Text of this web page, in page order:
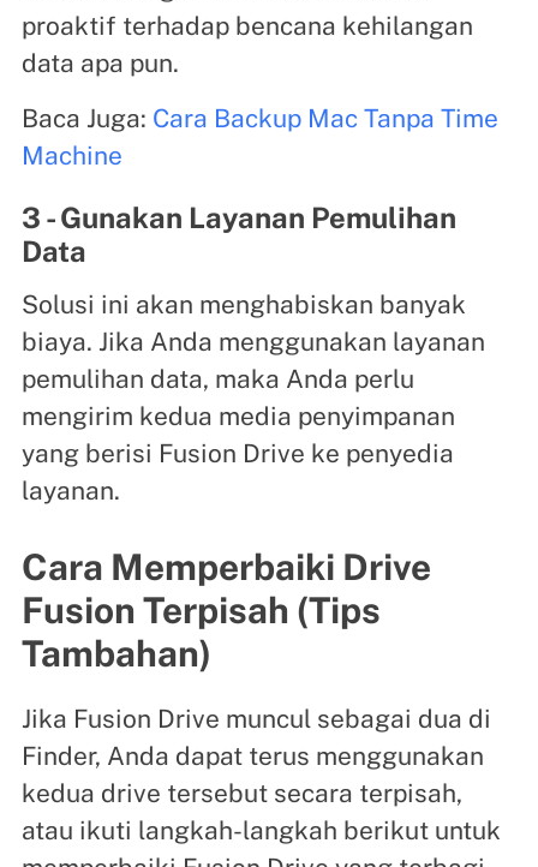
proaktif terhadap bencana kehilangan
data apa pun.
Baca Juga: Cara Backup Mac Tanpa Time
Machine
3 - Gunakan Layanan Pemulihan
Data
Solusi ini akan menghabiskan banyak
biaya. Jika Anda menggunakan layanan
pemulihan data, maka Anda perlu
mengirim kedua media penyimpanan
yang berisi Fusion Drive ke penyedia
layanan.
Cara Memperbaiki Drive
Fusion Terpisah (Tips
Tambahan)
Jika Fusion Drive muncul sebagai dua di
Finder, Anda dapat terus menggunakan
kedua drive tersebut secara terpisah,
atau ikuti langkah-langkah berikut untuk